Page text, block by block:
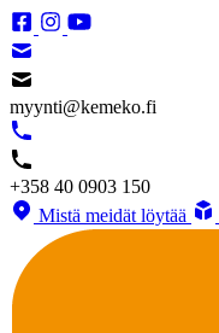
myynti@kemeko.fi
+358 40 0903 150
Mistä meidät löytää